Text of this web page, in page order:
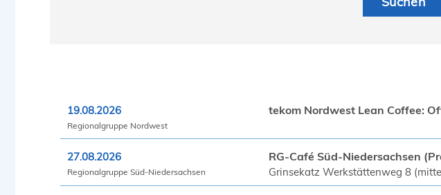
19.08.2026
Regionalgruppe Nordwest
tekom Nordwest Lean Coffee:
27.08.2026
Regionalgruppe Süd-Niedersachsen
RG-Café Süd-Niedersachsen
Grinsekatz Werkstättenweg 8